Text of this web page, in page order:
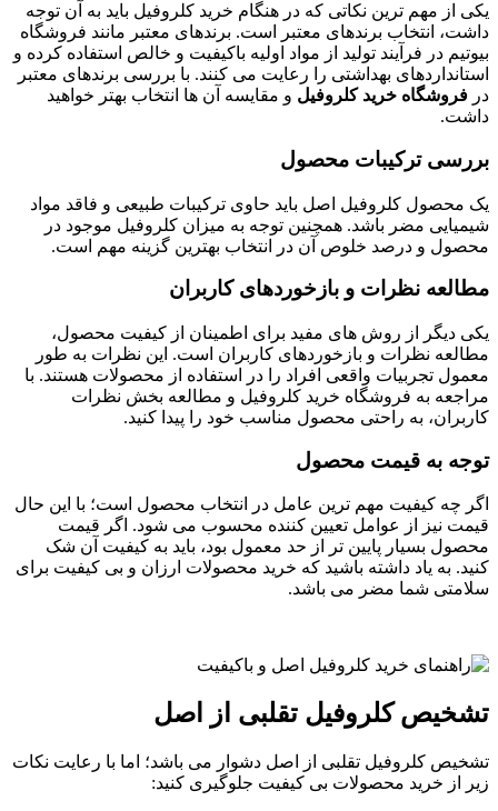
یکی از مهم ترین نکاتی که در هنگام خرید کلروفیل باید به آن توجه
داشت، انتخاب برندهای معتبر است. برندهای معتبر مانند فروشگاه
بیوتیم در فرآیند تولید از مواد اولیه باکیفیت و خالص استفاده کرده و
استانداردهای بهداشتی را رعایت می کنند. با بررسی برندهای معتبر
در فروشگاه خرید کلروفیل و مقایسه آن ها انتخاب بهتر خواهید
داشت.
بررسی ترکیبات محصول
یک محصول کلروفیل اصل باید حاوی ترکیبات طبیعی و فاقد مواد
شیمیایی مضر باشد. همچنین توجه به میزان کلروفیل موجود در
محصول و درصد خلوص آن در انتخاب بهترین گزینه مهم است.
مطالعه نظرات و بازخوردهای کاربران
یکی دیگر از روش های مفید برای اطمینان از کیفیت محصول،
مطالعه نظرات و بازخوردهای کاربران است. این نظرات به طور
معمول تجربیات واقعی افراد را در استفاده از محصولات هستند. با
مراجعه به فروشگاه خرید کلروفیل و مطالعه بخش نظرات
کاربران، به راحتی محصول مناسب خود را پیدا کنید.
توجه به قیمت محصول
اگر چه کیفیت مهم ترین عامل در انتخاب محصول است؛ با این حال
قیمت نیز از عوامل تعیین کننده محسوب می شود. اگر قیمت
محصول بسیار پایین تر از حد معمول بود، باید به کیفیت آن شک
کنید. به یاد داشته باشید که خرید محصولات ارزان و بی کیفیت برای
سلامتی شما مضر می باشد.
تشخیص کلروفیل تقلبی از اصل
تشخیص کلروفیل تقلبی از اصل دشوار می باشد؛ اما با رعایت نکات
زیر از خرید محصولات بی کیفیت جلوگیری کنید: